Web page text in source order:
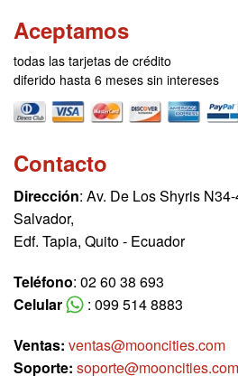
Aceptamos
todas las tarjetas de crédito
diferido hasta 6 meses sin intereses
Contacto
Dirección: Av. De Los Shyris
Salvador,
Edf. Tapia, Quito - Ecuador
Teléfono: 02 60 38 693
Celular
: 099 514 8883
Ventas: ventas@mooncities.com
Soporte: soporte@mooncities.com